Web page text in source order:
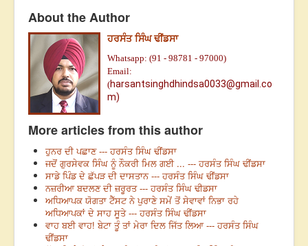
About the Author
ਹਰਸੰਤ ਸਿੰਘ ਢੀਂਡਸਾ
Whatsapp: (91 - 98781 - 97000)
Email:
(harsantsinghdhindsa0033@gmail.co
m)
More articles from this author
ਹੁਨਰ ਦੀ ਪਛਾਣ --- ਹਰਸੰਤ ਸਿੰਘ ਢੀਂਡਸਾ
ਜਦੋਂ ਗੁਰਸੇਵਕ ਸਿੰਘ ਨੂੰ ਨੌਕਰੀ ਮਿਲ ਗਈ ... --- ਹਰਸੰਤ ਸਿੰਘ ਢੀਂਡਸਾ
ਸਾਡੇ ਪਿੰਡ ਦੇ ਛੱਪੜ ਦੀ ਦਾਸਤਾਨ --- ਹਰਸੰਤ ਸਿੰਘ ਢੀਂਡਸਾ
ਨਜ਼ਰੀਆ ਬਦਲਣ ਦੀ ਜ਼ਰੂਰਤ --- ਹਰਸੰਤ ਸਿੰਘ ਢੀਡਸਾ
ਅਧਿਆਪਕ ਯੋਗਤਾ ਟੈੱਸਟ ਨੇ ਪੁਰਾਣੇ ਸਮੇਂ ਤੋਂ ਸੇਵਾਵਾਂ ਨਿਭਾ ਰਹੇ
ਅਧਿਆਪਕਾਂ ਦੇ ਸਾਹ ਸੂਤੇ --- ਹਰਸੰਤ ਸਿੰਘ ਢੀਂਡਸਾ
ਵਾਹ ਬਈ ਵਾਹ! ਬੇਟਾ ਤੂੰ ਤਾਂ ਮੇਰਾ ਦਿਲ ਜਿੱਤ ਲਿਆ --- ਹਰਸੰਤ ਸਿੰਘ
ਢੀਂਡਸਾ